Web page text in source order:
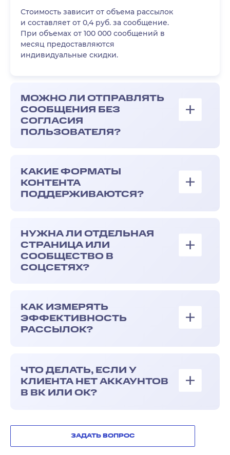
Стоимость зависит от объема рассылок
и составляет от 0,4 руб. за сообщение.
При объемах от 100 000 сообщений в
месяц предоставляются
индивидуальные скидки.
МОЖНО ЛИ ОТПРАВЛЯТЬ
СООБЩЕНИЯ БЕЗ
СОГЛАСИЯ
ПОЛЬЗОВАТЕЛЯ?
КАКИЕ ФОРМАТЫ
КОНТЕНТА
ПОДДЕРЖИВАЮТСЯ?
НУЖНА ЛИ ОТДЕЛЬНАЯ
СТРАНИЦА ИЛИ
СООБЩЕСТВО В
СОЦСЕТЯХ?
КАК ИЗМЕРЯТЬ
ЭФФЕКТИВНОСТЬ
РАССЫЛОК?
ЧТО ДЕЛАТЬ, ЕСЛИ У
КЛИЕНТА НЕТ АККАУНТОВ
В ВК ИЛИ ОК?
ЗАДАТЬ ВОПРОС